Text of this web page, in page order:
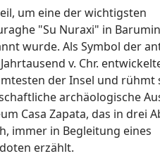
um eine der wichtigsten
"Su Nuraxi" in
wurde. Als Symbol der
v. Chr.
der Insel und rühmt
archäologische
Casa Zapata, das in drei
immer in Begleitung eines
erzählt.